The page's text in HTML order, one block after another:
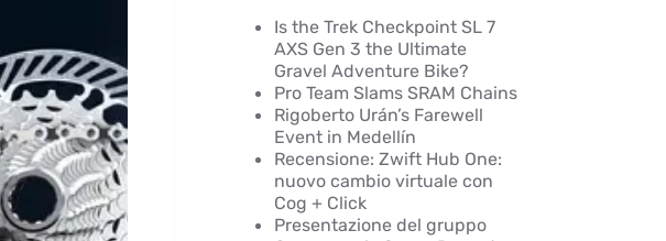
Is the Trek Checkpoint SL 7
AXS Gen 3 the Ultimate
Gravel Adventure Bike?
Pro Team Slams SRAM Chains
Rigoberto Urán’s Farewell
Event in Medellín
Recensione: Zwift Hub One:
nuovo cambio virtuale con
Cog + Click
Presentazione del gruppo